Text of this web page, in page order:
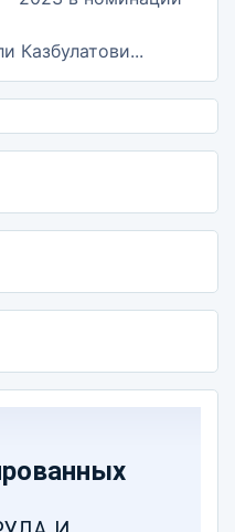
Казбулатови...